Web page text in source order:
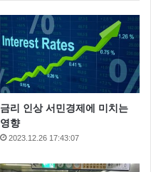
금리 인상 서민경제에 미치는
영향
2023.12.26 17:43:07